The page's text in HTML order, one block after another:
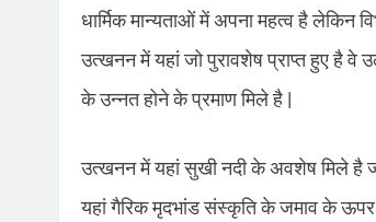
धार्मिक मान्यताओं में अपना महत्व है लेकिन
उत्खनन में यहां जो पुरावशेष प्राप्त हुए है वे
के उन्नत होने के प्रमाण मिले है |
उत्खनन में यहां सुखी नदी के अवशेष मिले है
यहां गैरिक मृदभांड संस्कृति के जमाव के ऊपर